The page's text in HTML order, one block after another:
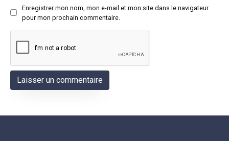
Enregistrer mon nom, mon e-mail et mon site dans le navigateur
pour mon prochain commentaire.